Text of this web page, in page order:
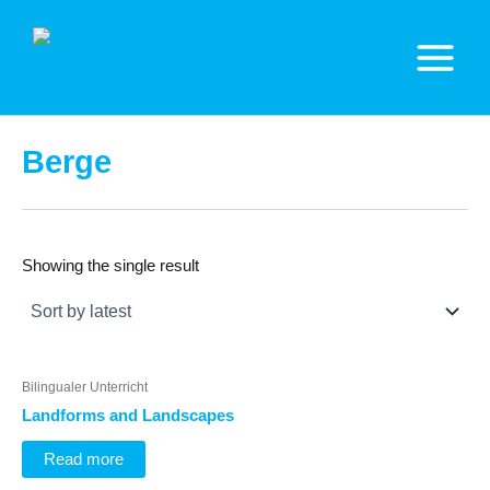
Inhalt
Main
Menu
Berge
Showing the single result
Bilingualer Unterricht
Landforms and Landscapes
Read more